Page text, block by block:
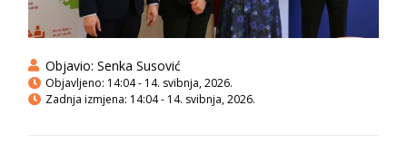
Objavio: Senka Susović
Objavljeno: 14:04 - 14. svibnja, 2026.
Zadnja izmjena: 14:04 - 14. svibnja, 2026.